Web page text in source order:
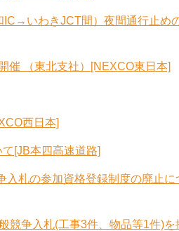
いわきJCT間）夜間通行止め
催 （東北支社）[NEXCO東日本]
西日本]
[JB本四高速道路]
札の参加資格登録制度の廃止に
競争入札(工事3件、物品等1件)を